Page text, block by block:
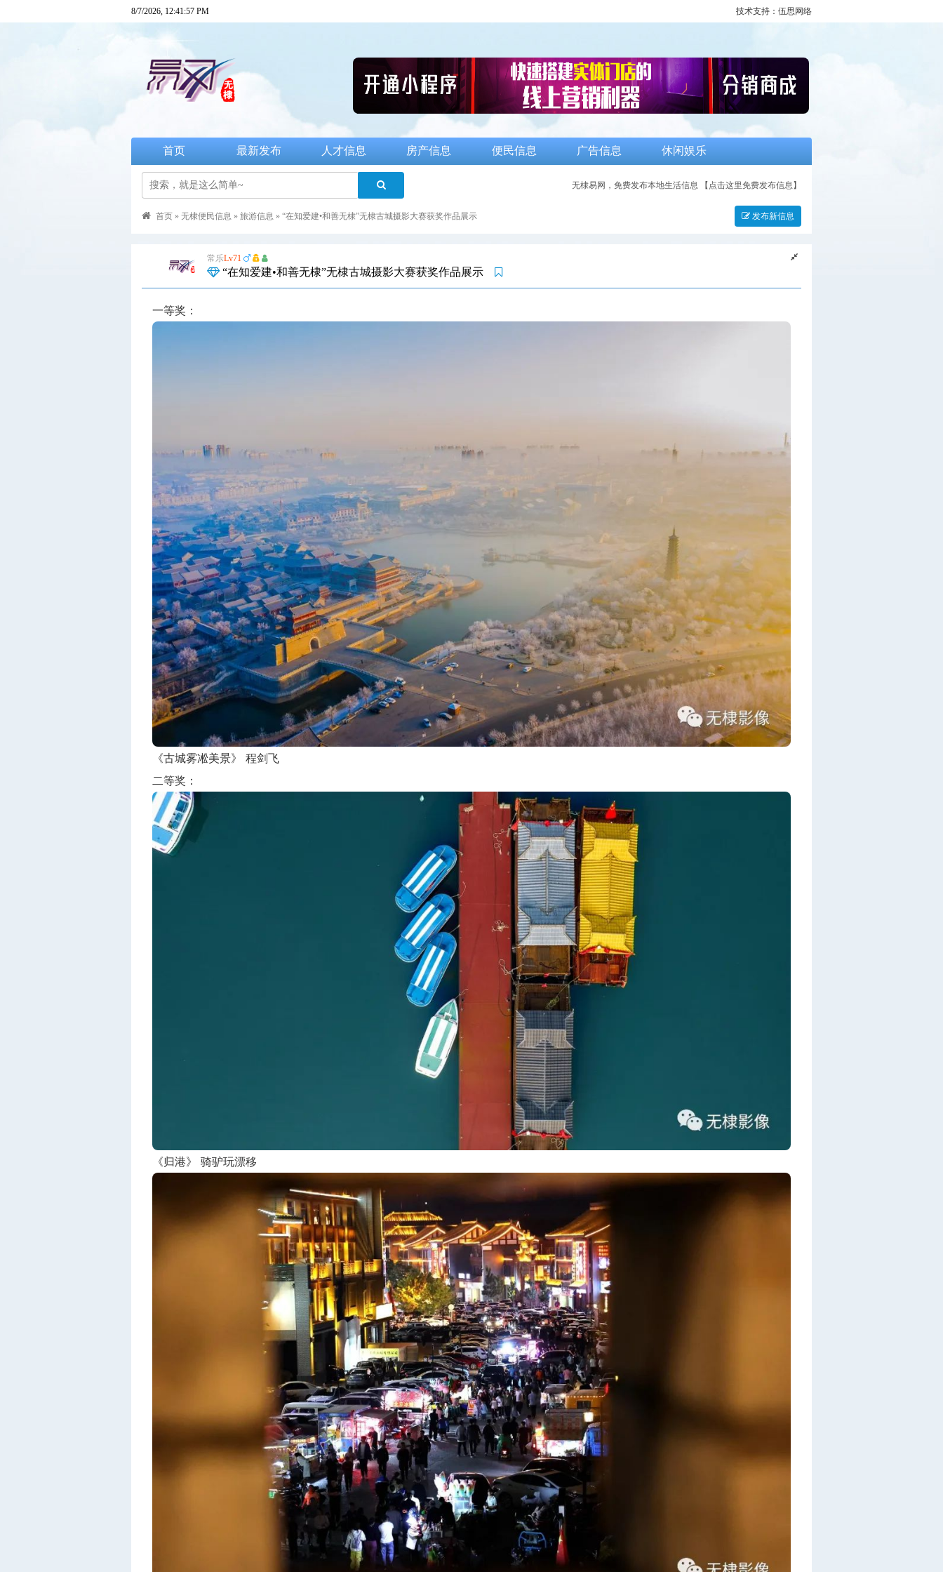
8/7/2026, 12:41:59 PM 技术支持：伍思网络
首页 最新发布 人才信息 房产信息 便民信息 广告信息 休闲娱乐
无棣易网，免费发布本地生活信息 【点击这里免费发布信息】
首页 » 无棣便民信息 » 旅游信息 » “在知爱建•和善无棣”无棣古城摄影大赛获奖作品展示 发布新信息
常乐Lv71
“在知爱建•和善无棣”无棣古城摄影大赛获奖作品展示
一等奖：
《古城雾凇美景》 程剑飞
二等奖：
《归港》 骑驴玩漂移